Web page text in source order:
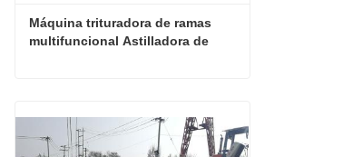
Máquina trituradora de ramas
multifuncional Astilladora de
Contactar ahora